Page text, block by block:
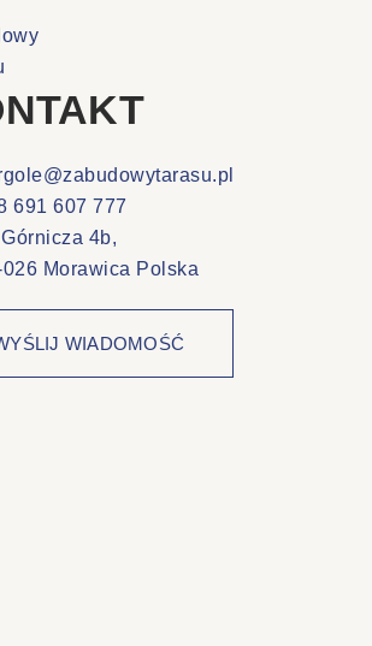
691 607 777
4b,
026 Morawica Polska
WIADOMOŚĆ